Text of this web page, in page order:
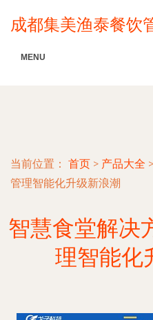
成都集美渔泰餐饮
MENU
当前位置： 首页 > 产品大全 >
管理智能化升级新浪潮
智慧食堂解决
理智能化